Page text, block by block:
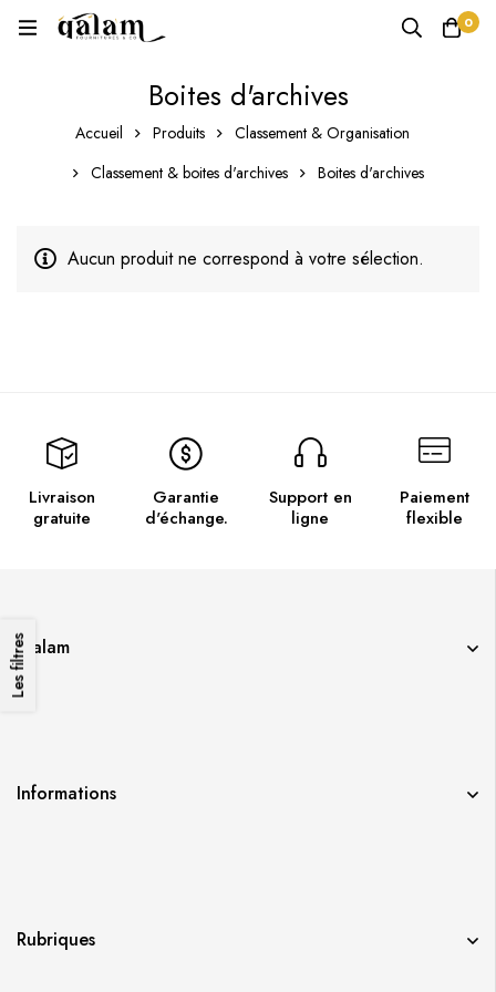
0
Boites d'archives
Accueil Produits
Classement & Organisation
Classement & boites d'archives
Boites d'archives
Les filtres
Aucun produit ne correspond à votre sélection.
Livraison
gratuite
Garantie
d'échange.
Support en
ligne
Paiement
flexible
Qalam
Informations
Rubriques